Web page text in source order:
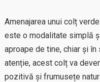
Amenajarea unui colț
este o modalitate simplă
aproape de tine, chiar și
atenție, acest colț va
pozitivă și frumusețe